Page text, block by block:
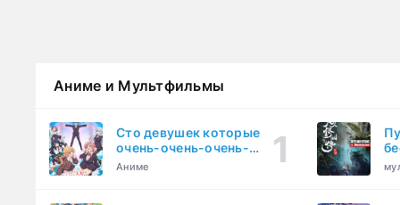
Аниме и Мультфильмы
Сто девушек которые
очень-очень-очень-
очень-очень сильно тебя
Аниме